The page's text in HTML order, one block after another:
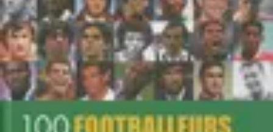
Biographies Football
Biographies InspirantesBiographies
Emblématiques
BiographiesBiographies Influentes
Biographies
Légendaires
Biographies Football